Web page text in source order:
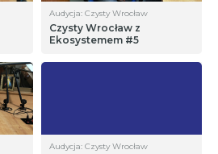
Audycja: Czysty Wrocław
Czysty Wrocław z
Ekosystemem #5
Audycja: Czysty Wrocław